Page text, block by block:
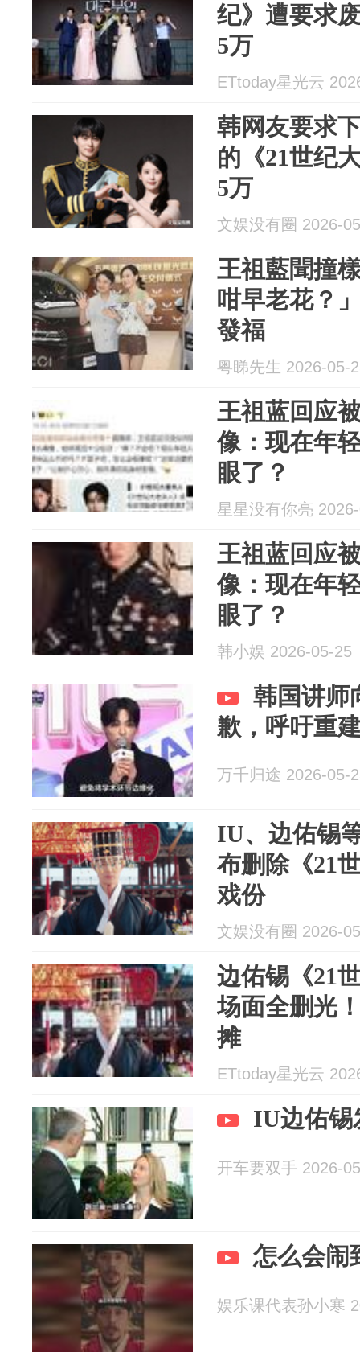
纪》遭要求
5万
ETtoday星光云
韩网友要求
的《21世纪
5万
文娱没有圈 2026-
王祖藍聞撞
咁早老花？
發福
粤睇先生 2026-05-
王祖蓝回应
像：现在年
眼了？
星星没有你亮
王祖蓝回应
像：现在年
眼了？
韩小娱 2026-05-25
韩国讲师
歉，呼吁重
万千归途 2026-05-
IU、边佑锡
布删除《21
戏份
文娱没有圈 2026-
边佑锡《21
场面全删光
摊
ETtoday星光云
IU边佑锡
开车要双手 2026-
怎么会闹
娱乐课代表孙小寒